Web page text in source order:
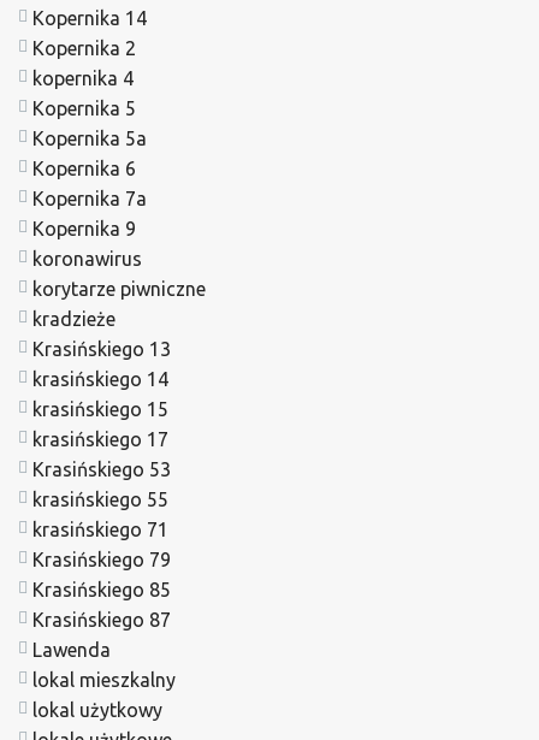
Kopernika 14
Kopernika 2
kopernika 4
Kopernika 5
Kopernika 5a
Kopernika 6
Kopernika 7a
Kopernika 9
koronawirus
korytarze piwniczne
kradzieże
Krasińskiego 13
krasińskiego 14
krasińskiego 15
krasińskiego 17
Krasińskiego 53
krasińskiego 55
krasińskiego 71
Krasińskiego 79
Krasińskiego 85
Krasińskiego 87
Lawenda
lokal mieszkalny
lokal użytkowy